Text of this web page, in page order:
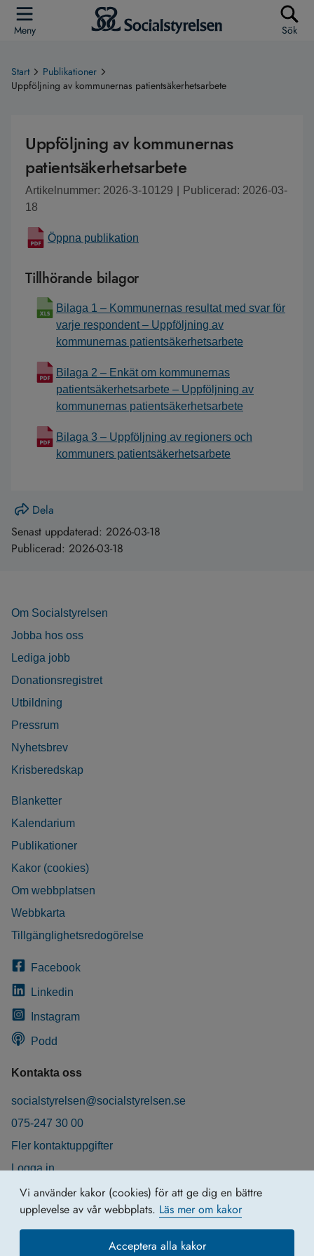
Vi använder kakor (cookies) för att ge dig en bättre
upplevelse av vår webbplats. Läs mer om kakor
Acceptera alla kakor
Meny Sök
Start
Publikationer
Uppföljning av kommunernas patientsäkerhetsarbete
Uppföljning av kommunernas
patientsäkerhetsarbete
Artikelnummer: 2026-3-10129
Publicerad: 2026-03-
18
Öppna publikation
Tillhörande bilagor
Bilaga 1 – Kommunernas resultat med svar för
varje respondent – Uppföljning av
kommunernas patientsäkerhetsarbete
Bilaga 2 – Enkät om kommunernas
patientsäkerhetsarbete – Uppföljning av
kommunernas patientsäkerhetsarbete
Bilaga 3 – Uppföljning av regioners och
kommuners patientsäkerhetsarbete
Dela
Senast uppdaterad: 2026-03-18
Publicerad: 2026-03-18
Om Socialstyrelsen
Jobba hos oss
Lediga jobb
Donationsregistret
Utbildning
Pressrum
Nyhetsbrev
Krisberedskap
Blanketter
Kalendarium
Publikationer
Kakor (cookies)
Om webbplatsen
Webbkarta
Tillgänglighetsredogörelse
Facebook
Linkedin
Instagram
Podd
Kontakta oss
socialstyrelsen@socialstyrelsen.se
075-247 30 00
Fler kontaktuppgifter
Logga in
Behandling av personuppgifter